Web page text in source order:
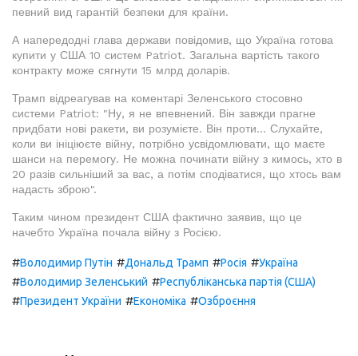
певний вид гарантій безпеки для країни.
А напередодні глава держави повідомив, що Україна готова
купити у США 10 систем Patriot. Загальна вартість такого
контракту може сягнути 15 млрд доларів.
Трамп відреагував на коментарі Зеленського стосовно
системи Patriot: "Ну, я не впевнений. Він завжди прагне
придбати нові ракети, ви розумієте. Він проти... Слухайте,
коли ви ініціюєте війну, потрібно усвідомлювати, що маєте
шанси на перемогу. Не можна починати війну з кимось, хто в
20 разів сильніший за вас, а потім сподіватися, що хтось вам
надасть зброю".
Таким чином президент США фактично заявив, що це
начебто Україна почала війну з Росією.
#Володимир Путін #Дональд Трамп #Росія #Україна
#Володимир Зеленський #Республіканська партія (США)
#Президент України #Економіка #Озброєння